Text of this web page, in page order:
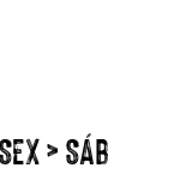
> SÁB